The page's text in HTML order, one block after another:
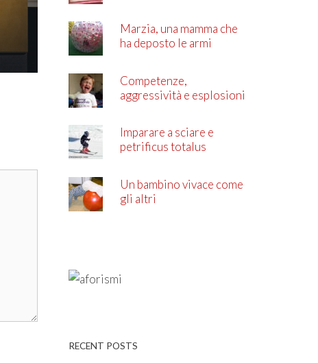
Marzia, una mamma che
ha deposto le armi
Competenze,
aggressività e esplosioni
Imparare a sciare e
petrificus totalus
Un bambino vivace come
gli altri
RECENT POSTS